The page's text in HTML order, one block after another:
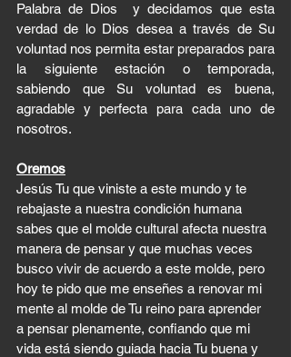
Palabra de Dios  y decidamos que esta
verdad de lo Dios desea a través de Su
voluntad nos permita estar preparados para
la siguiente estación o temporada,
sabiendo que Su voluntad es buena,
agradable y perfecta para cada uno de
nosotros.
Oremos
Jesús Tu que viniste a este mundo y te
rebajaste a nuestra condición humana
sabes que el molde cultural afecta nuestra
manera de pensar y que muchas veces
busco vivir de acuerdo a este molde, pero
hoy te pido que me enseñes a renovar mi
mente al molde de Tu reino para aprender
a pensar plenamente, confiando que mi
vida está siendo guiada hacia Tu buena y